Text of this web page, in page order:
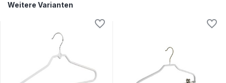
Weitere Varianten